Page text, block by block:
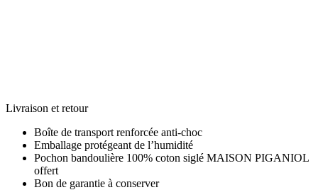
Livraison et retour
Boîte de transport renforcée anti-choc
Emballage protégeant de l’humidité
Pochon bandoulière 100% coton siglé MAISON PIGANIOL
offert
Bon de garantie à conserver